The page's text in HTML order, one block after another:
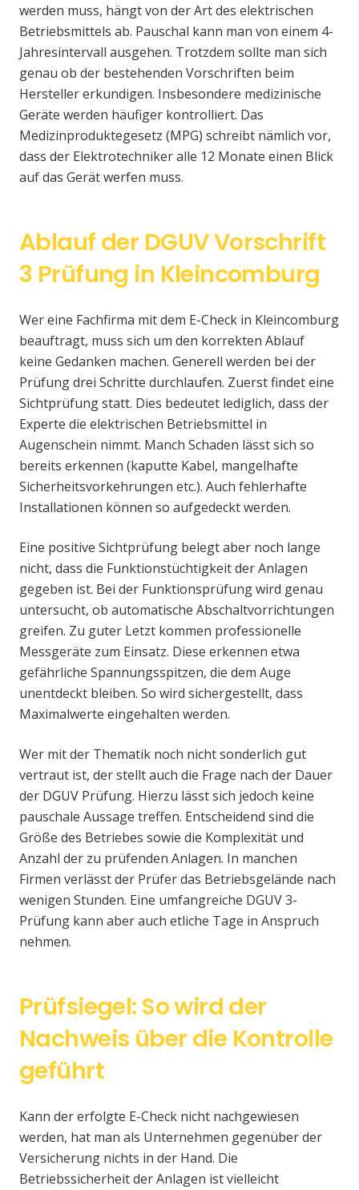
werden muss, hängt von der Art des elektrischen
Betriebsmittels ab. Pauschal kann man von einem 4-
Jahresintervall ausgehen. Trotzdem sollte man sich
genau ob der bestehenden Vorschriften beim
Hersteller erkundigen. Insbesondere medizinische
Geräte werden häufiger kontrolliert. Das
Medizinproduktegesetz (MPG) schreibt nämlich vor,
dass der Elektrotechniker alle 12 Monate einen Blick
auf das Gerät werfen muss.
Ablauf der DGUV Vorschrift
3 Prüfung in Kleincomburg
Wer eine Fachfirma mit dem E-Check in Kleincomburg
beauftragt, muss sich um den korrekten Ablauf
keine Gedanken machen. Generell werden bei der
Prüfung drei Schritte durchlaufen. Zuerst findet eine
Sichtprüfung statt. Dies bedeutet lediglich, dass der
Experte die elektrischen Betriebsmittel in
Augenschein nimmt. Manch Schaden lässt sich so
bereits erkennen (kaputte Kabel, mangelhafte
Sicherheitsvorkehrungen etc.). Auch fehlerhafte
Installationen können so aufgedeckt werden.
Eine positive Sichtprüfung belegt aber noch lange
nicht, dass die Funktionstüchtigkeit der Anlagen
gegeben ist. Bei der Funktionsprüfung wird genau
untersucht, ob automatische Abschaltvorrichtungen
greifen. Zu guter Letzt kommen professionelle
Messgeräte zum Einsatz. Diese erkennen etwa
gefährliche Spannungsspitzen, die dem Auge
unentdeckt bleiben. So wird sichergestellt, dass
Maximalwerte eingehalten werden.
Wer mit der Thematik noch nicht sonderlich gut
vertraut ist, der stellt auch die Frage nach der Dauer
der DGUV Prüfung. Hierzu lässt sich jedoch keine
pauschale Aussage treffen. Entscheidend sind die
Größe des Betriebes sowie die Komplexität und
Anzahl der zu prüfenden Anlagen. In manchen
Firmen verlässt der Prüfer das Betriebsgelände nach
wenigen Stunden. Eine umfangreiche DGUV 3-
Prüfung kann aber auch etliche Tage in Anspruch
nehmen.
Prüfsiegel: So wird der
Nachweis über die Kontrolle
geführt
Kann der erfolgte E-Check nicht nachgewiesen
werden, hat man als Unternehmen gegenüber der
Versicherung nichts in der Hand. Die
Betriebssicherheit der Anlagen ist vielleicht